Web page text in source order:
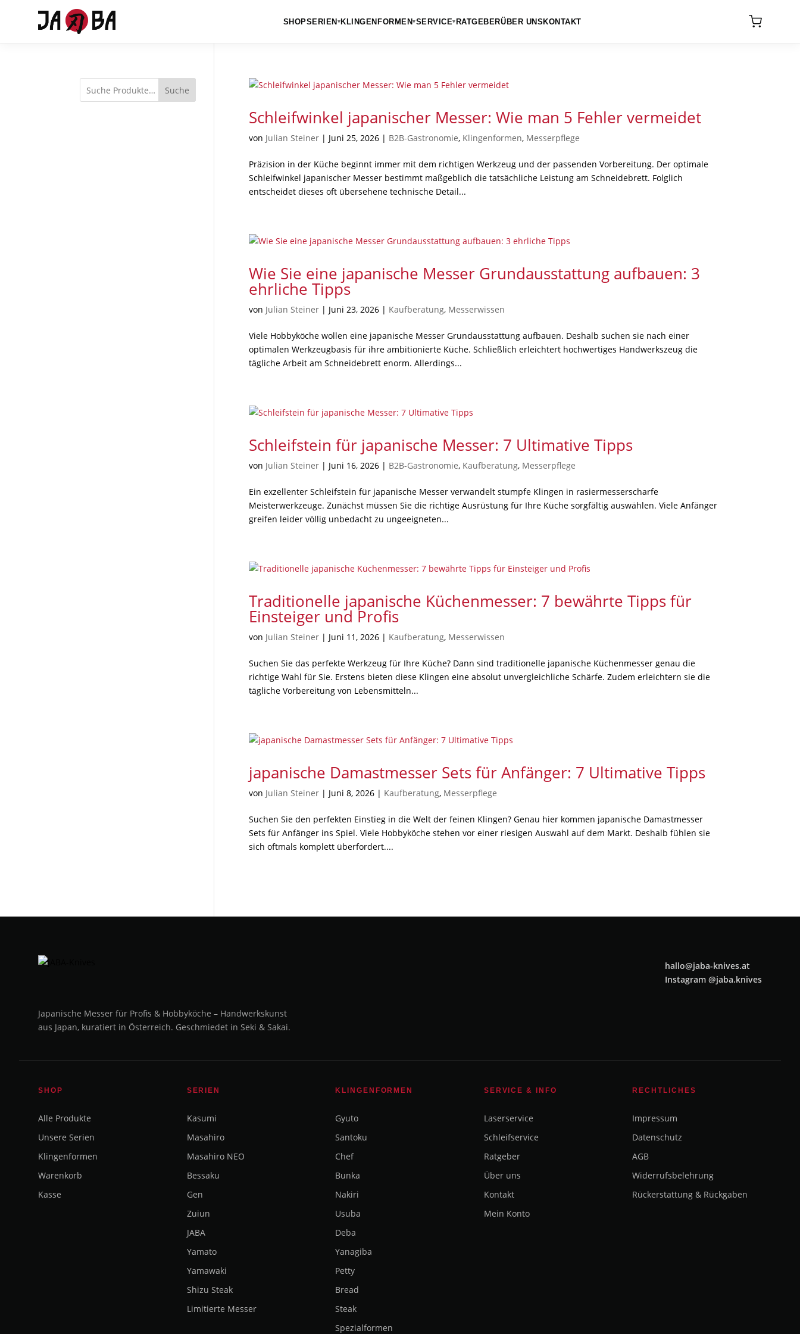
SHOPSERIEN▾KLINGENFORMEN▾SERVICE▾RATGEBERÜBER UNSKONTAKT
Schleifwinkel japanischer Messer: Wie man 5 Fehler vermeidet
von Julian Steiner| Juni 25, 2026| B2B-Gastronomie, Klingenformen, Messerpflege
Präzision in der Küche beginnt immer mit dem richtigen Werkzeug und der passenden Vorbereitung. Der optimale
Schleifwinkel japanischer Messer bestimmt maßgeblich die tatsächliche Leistung am Schneidebrett. Folglich
entscheidet dieses oft übersehene technische Detail...
Wie Sie eine japanische Messer Grundausstattung aufbauen: 3
ehrliche Tipps
von Julian Steiner| Juni 23, 2026| Kaufberatung, Messerwissen
Viele Hobbyköche wollen eine japanische Messer Grundausstattung aufbauen. Deshalb suchen sie nach einer
optimalen Werkzeugbasis für ihre ambitionierte Küche. Schließlich erleichtert hochwertiges Handwerkszeug die
tägliche Arbeit am Schneidebrett enorm. Allerdings...
Schleifstein für japanische Messer: 7 Ultimative Tipps
von Julian Steiner| Juni 16, 2026| B2B-Gastronomie, Kaufberatung, Messerpflege
Ein exzellenter Schleifstein für japanische Messer verwandelt stumpfe Klingen in rasiermesserscharfe
Meisterwerkzeuge. Zunächst müssen Sie die richtige Ausrüstung für Ihre Küche sorgfältig auswählen. Viele Anfänger
greifen leider völlig unbedacht zu ungeeigneten...
Traditionelle japanische Küchenmesser: 7 bewährte Tipps für
Einsteiger und Profis
von Julian Steiner| Juni 11, 2026| Kaufberatung, Messerwissen
Suchen Sie das perfekte Werkzeug für Ihre Küche? Dann sind traditionelle japanische Küchenmesser genau die
richtige Wahl für Sie. Erstens bieten diese Klingen eine absolut unvergleichliche Schärfe. Zudem erleichtern sie die
tägliche Vorbereitung von Lebensmitteln...
japanische Damastmesser Sets für Anfänger: 7 Ultimative Tipps
von Julian Steiner| Juni 8, 2026| Kaufberatung, Messerpflege
Suchen Sie den perfekten Einstieg in die Welt der feinen Klingen? Genau hier kommen japanische Damastmesser
Sets für Anfänger ins Spiel. Viele Hobbyköche stehen vor einer riesigen Auswahl auf dem Markt. Deshalb fühlen sie
sich oftmals komplett überfordert....
Suche
Japanische Messer für Profis & Hobbyköche – Handwerkskunst
aus Japan, kuratiert in Österreich. Geschmiedet in Seki & Sakai.
hallo@jaba-knives.at
Instagram @jaba.knives
SHOP
Alle Produkte
Unsere Serien
Klingenformen
Warenkorb
Kasse
SERIEN
Kasumi
Masahiro
Masahiro NEO
Bessaku
Gen
Zuiun
JABA
Yamato
Yamawaki
Shizu Steak
Limitierte Messer
KLINGENFORMEN
Gyuto
Santoku
Chef
Bunka
Nakiri
Usuba
Deba
Yanagiba
Petty
Bread
Steak
Spezialformen
SERVICE & INFO
Laserservice
Schleifservice
Ratgeber
Über uns
Kontakt
Mein Konto
RECHTLICHES
Impressum
Datenschutz
AGB
Widerrufsbelehrung
Rückerstattung & Rückgaben